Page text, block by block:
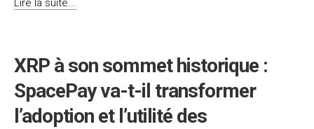
Lire la suite...
XRP à son sommet historique :
SpacePay va-t-il transformer
l’adoption et l’utilité des